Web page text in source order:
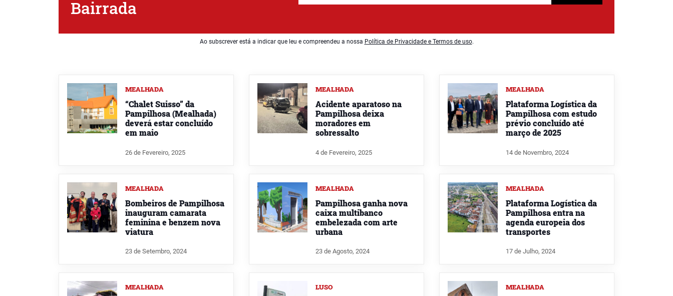
Bairrada
Ao subscrever está a indicar que leu e compreendeu a nossa Política de Privacidade e Termos de uso.
MEALHADA
“Chalet Suisso” da
Pampilhosa (Mealhada)
deverá estar concluído
em maio
26 de Fevereiro, 2025
MEALHADA
Acidente aparatoso na
Pampilhosa deixa
moradores em
sobressalto
4 de Fevereiro, 2025
MEALHADA
Plataforma Logística da
Pampilhosa com estudo
prévio concluído até
março de 2025
14 de Novembro, 2024
MEALHADA
Bombeiros de Pampilhosa
inauguram camarata
feminina e benzem nova
viatura
23 de Setembro, 2024
MEALHADA
Pampilhosa ganha nova
caixa multibanco
embelezada com arte
urbana
23 de Agosto, 2024
MEALHADA
Plataforma Logística da
Pampilhosa entra na
agenda europeia dos
transportes
17 de Julho, 2024
MEALHADA LUSO MEALHADA